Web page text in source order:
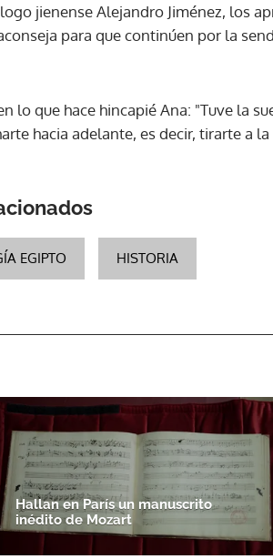
jienense Alejandro Jiménez, los
para que continúen por la
lo que hace hincapié Ana: "Tuve la
hacia adelante, es decir, tirarte a
EGIPTO HISTORIA
Hallan en París un manuscrito
inédito de Mozart